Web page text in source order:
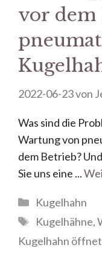
vor dem
2022-06-23von
Was sind die
Wartung von
dem Betrieb?
Sie uns eine ...
Kugelhahn
Kugelhähne,
Kugelhahn öffnet